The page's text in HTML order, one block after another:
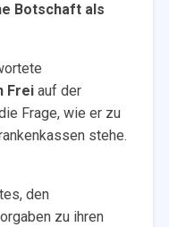
Botschaft als
Freiauf der
Frage, wie er zu
stehe.
den
zu ihren